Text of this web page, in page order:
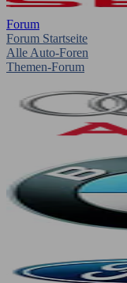
Forum
Forum Startseite
Alle Auto-Foren
Themen-Forum